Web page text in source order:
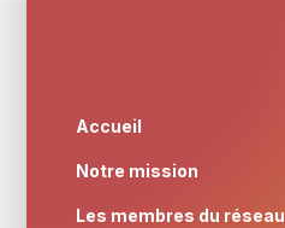
Accueil
Notre mission
Les membres du réseau